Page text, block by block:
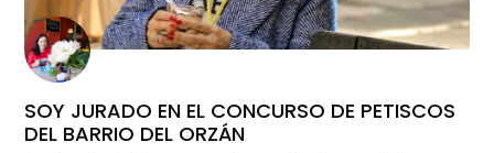
SOY JURADO EN EL CONCURSO DE PETISCOS
DEL BARRIO DEL ORZÁN